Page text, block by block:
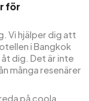
för
Vi hjälper dig att
i Bangkok
dig. Det är inte
många resenärer
på coola